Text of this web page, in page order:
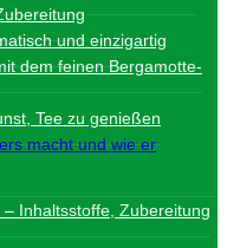
und einzigartig
dem feinen Bergamotte-
Tee zu genießen
macht und wie er
Inhaltsstoffe, Zubereitung